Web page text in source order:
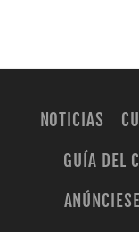
NOTICIAS
GUÍA DEL